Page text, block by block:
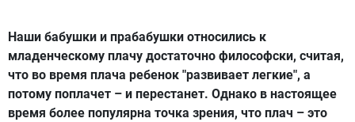
Наши бабушки и прабабушки относились к
младенческому плачу достаточно философски, считая,
что во время плача ребенок "развивает легкие", а
потому поплачет – и перестанет. Однако в настоящее
время более популярна точка зрения, что плач – это